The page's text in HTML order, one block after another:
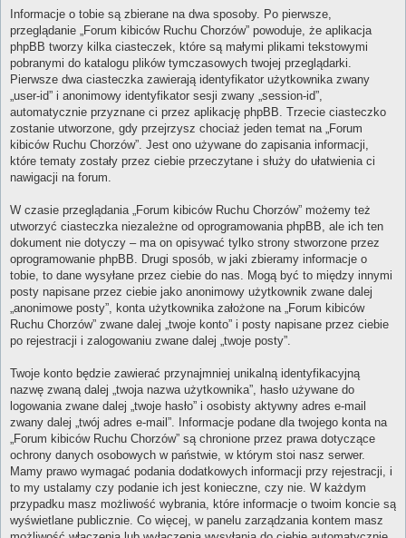
Informacje o tobie są zbierane na dwa sposoby. Po pierwsze,
przeglądanie „Forum kibiców Ruchu Chorzów” powoduje, że aplikacja
phpBB tworzy kilka ciasteczek, które są małymi plikami tekstowymi
pobranymi do katalogu plików tymczasowych twojej przeglądarki.
Pierwsze dwa ciasteczka zawierają identyfikator użytkownika zwany
„user-id” i anonimowy identyfikator sesji zwany „session-id”,
automatycznie przyznane ci przez aplikację phpBB. Trzecie ciasteczko
zostanie utworzone, gdy przejrzysz chociaż jeden temat na „Forum
kibiców Ruchu Chorzów”. Jest ono używane do zapisania informacji,
które tematy zostały przez ciebie przeczytane i służy do ułatwienia ci
nawigacji na forum.
W czasie przeglądania „Forum kibiców Ruchu Chorzów” możemy też
utworzyć ciasteczka niezależne od oprogramowania phpBB, ale ich ten
dokument nie dotyczy – ma on opisywać tylko strony stworzone przez
oprogramowanie phpBB. Drugi sposób, w jaki zbieramy informacje o
tobie, to dane wysyłane przez ciebie do nas. Mogą być to między innymi
posty napisane przez ciebie jako anonimowy użytkownik zwane dalej
„anonimowe posty”, konta użytkownika założone na „Forum kibiców
Ruchu Chorzów” zwane dalej „twoje konto” i posty napisane przez ciebie
po rejestracji i zalogowaniu zwane dalej „twoje posty”.
Twoje konto będzie zawierać przynajmniej unikalną identyfikacyjną
nazwę zwaną dalej „twoja nazwa użytkownika”, hasło używane do
logowania zwane dalej „twoje hasło” i osobisty aktywny adres e-mail
zwany dalej „twój adres e-mail”. Informacje podane dla twojego konta na
„Forum kibiców Ruchu Chorzów” są chronione przez prawa dotyczące
ochrony danych osobowych w państwie, w którym stoi nasz serwer.
Mamy prawo wymagać podania dodatkowych informacji przy rejestracji, i
to my ustalamy czy podanie ich jest konieczne, czy nie. W każdym
przypadku masz możliwość wybrania, które informacje o twoim koncie są
wyświetlane publicznie. Co więcej, w panelu zarządzania kontem masz